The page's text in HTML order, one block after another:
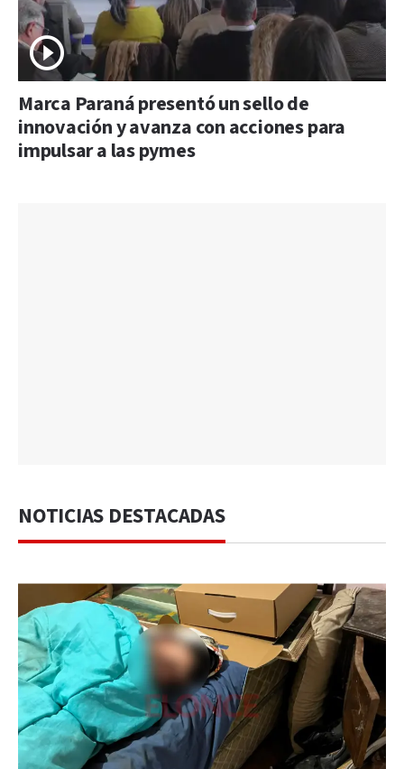
Marca Paraná presentó un sello de
innovación y avanza con acciones para
impulsar a las pymes
NOTICIAS DESTACADAS